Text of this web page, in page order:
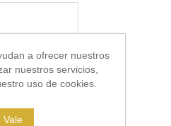
a ofrecer nuestros
nuestros servicios,
uso de cookies.
Vale